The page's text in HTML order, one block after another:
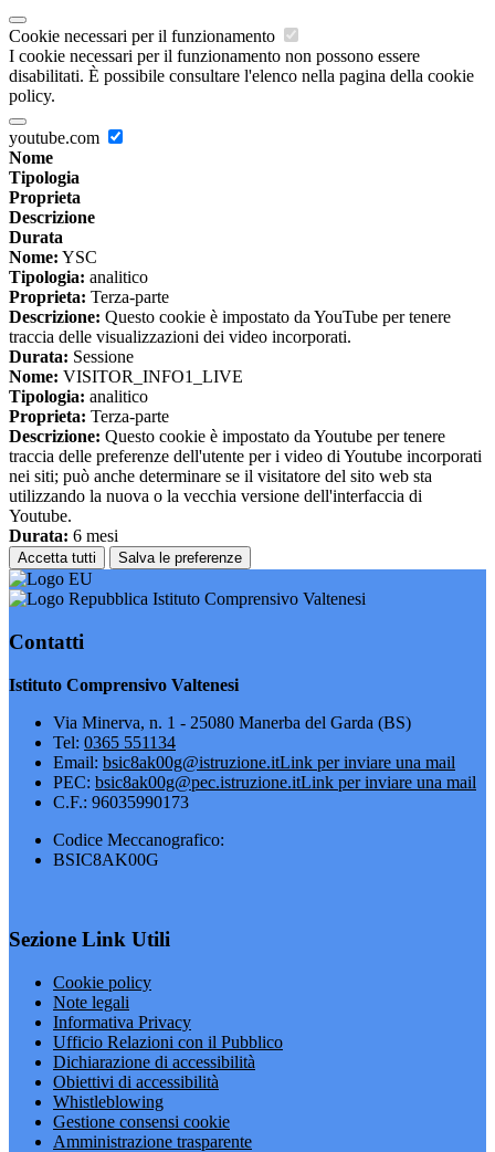
Cookie necessari per il funzionamento
I cookie necessari per il funzionamento non possono essere
disabilitati. È possibile consultare l'elenco nella pagina della cookie
policy.
youtube.com
Nome
Tipologia
Proprieta
Descrizione
Durata
Nome: YSC
Tipologia: analitico
Proprieta: Terza-parte
Descrizione: Questo cookie è impostato da YouTube per tenere
traccia delle visualizzazioni dei video incorporati.
Durata: Sessione
Nome: VISITOR_INFO1_LIVE
Tipologia: analitico
Proprieta: Terza-parte
Descrizione: Questo cookie è impostato da Youtube per tenere
traccia delle preferenze dell'utente per i video di Youtube incorporati
nei siti; può anche determinare se il visitatore del sito web sta
utilizzando la nuova o la vecchia versione dell'interfaccia di
Youtube.
Durata: 6 mesi
Accetta tutti Salva le preferenze
Istituto Comprensivo Valtenesi
Contatti
Istituto Comprensivo Valtenesi
Via Minerva, n. 1 - 25080 Manerba del Garda (BS)
Tel: 0365 551134
Email: bsic8ak00g@istruzione.itLink per inviare una mail
PEC: bsic8ak00g@pec.istruzione.itLink per inviare una mail
C.F.: 96035990173
Codice Meccanografico:
BSIC8AK00G
Sezione Link Utili
Cookie policy
Note legali
Informativa Privacy
Ufficio Relazioni con il Pubblico
Dichiarazione di accessibilità
Obiettivi di accessibilità
Whistleblowing
Gestione consensi cookie
Amministrazione trasparente